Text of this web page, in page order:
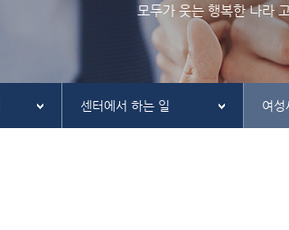
관련사이트
모두가 웃는 행복한 나라
센터에서 하는 일 여성